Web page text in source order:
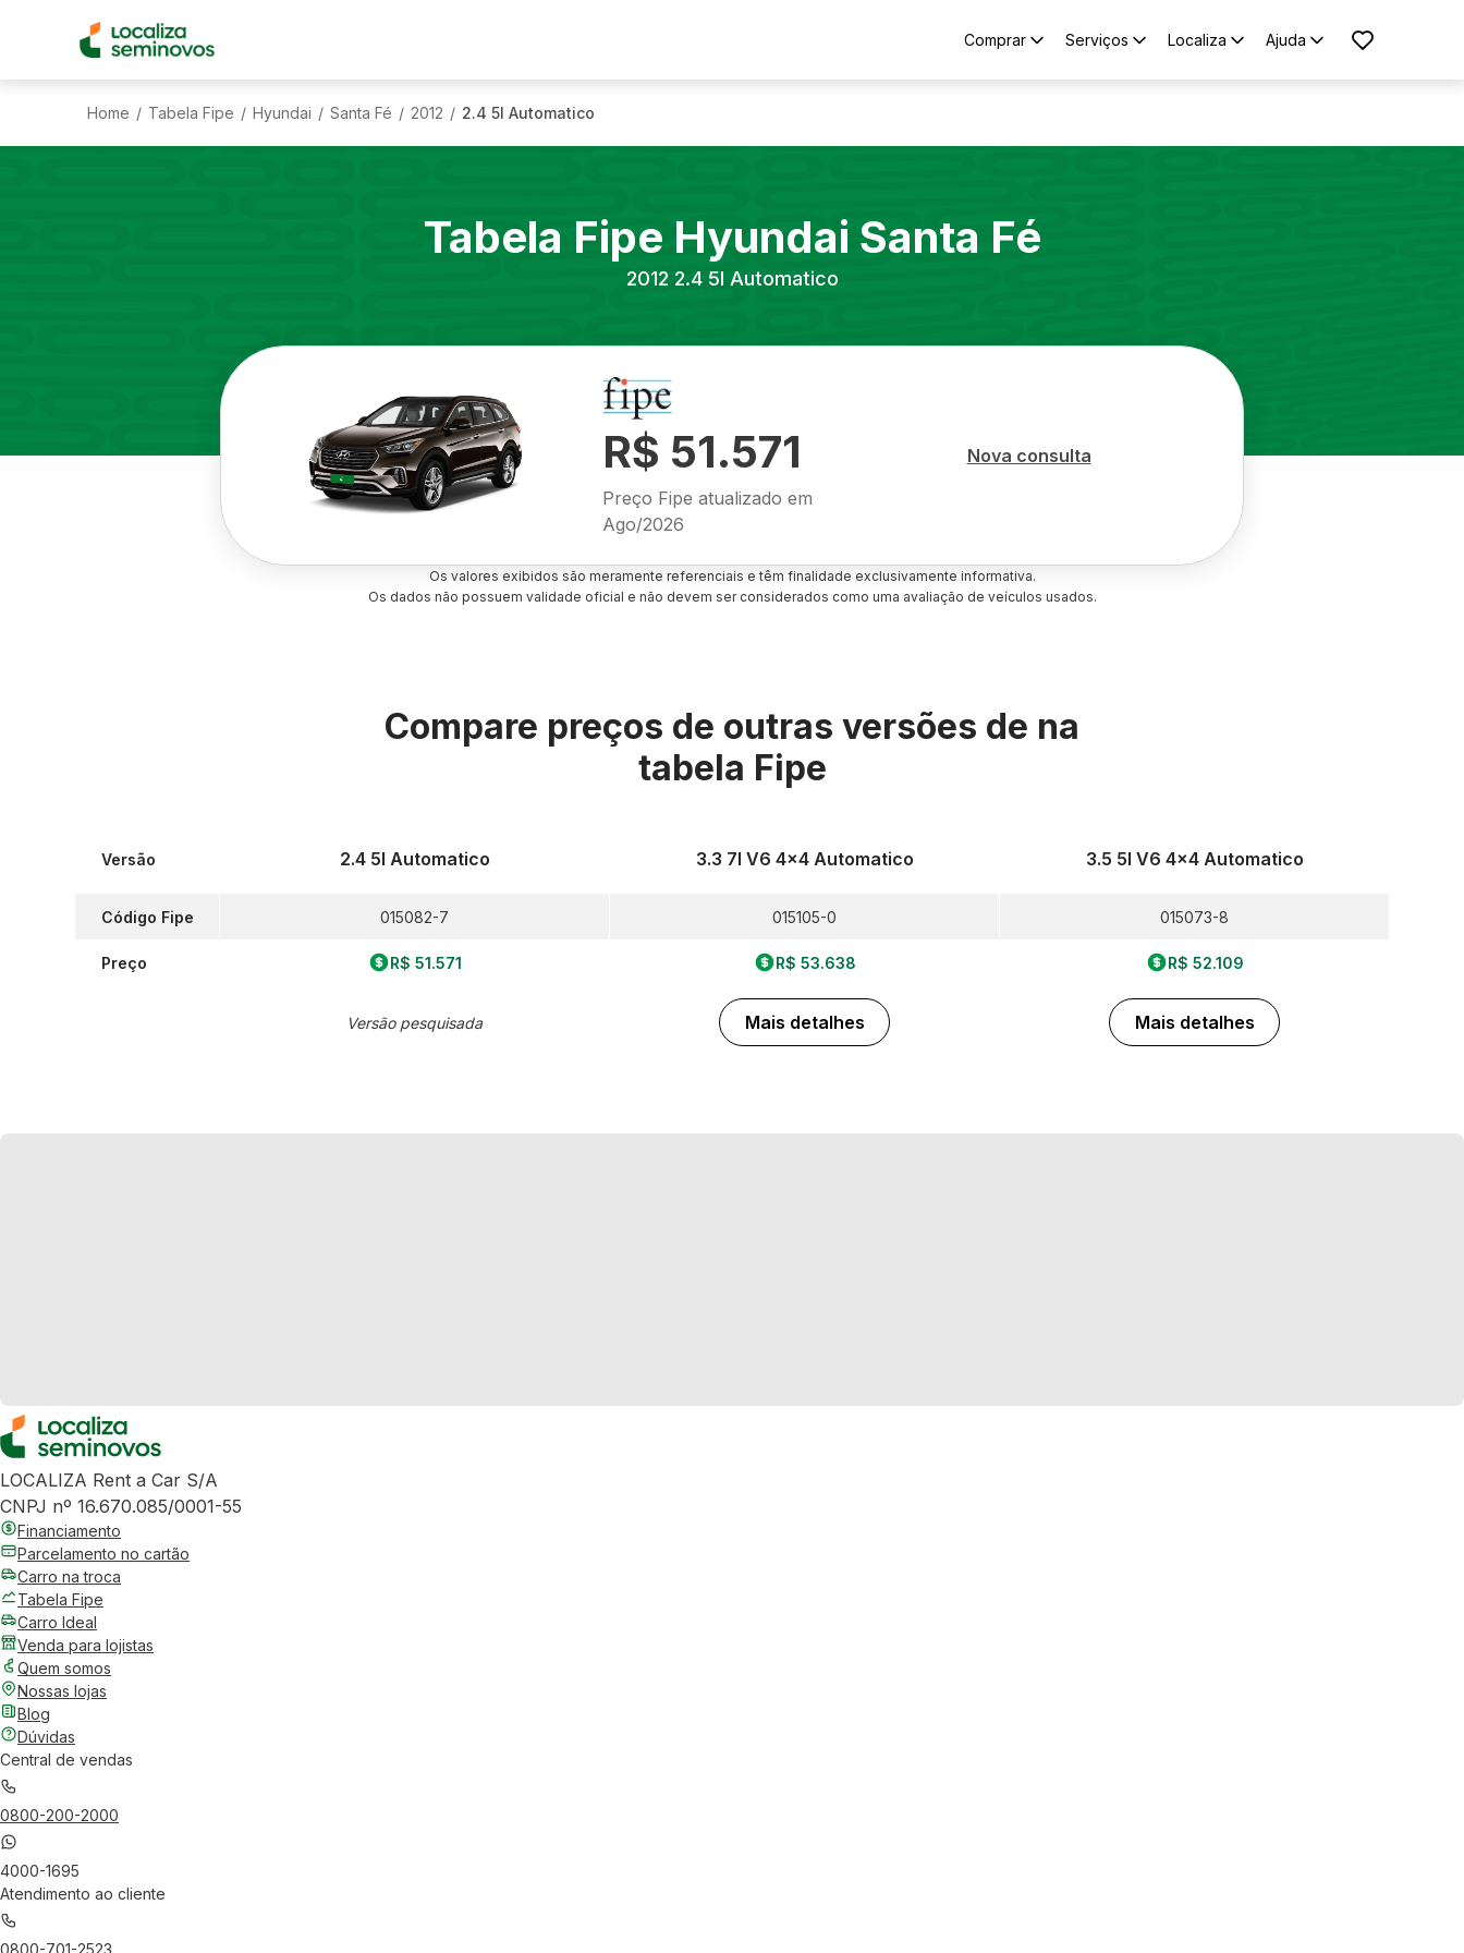
Comprar Serviços Localiza Ajuda
Home / Tabela Fipe / Hyundai / Santa Fé / 2012 / 2.4 5l Automatico
Tabela Fipe Hyundai Santa Fé
2012 2.4 5l Automatico
R$ 51.571
Preço Fipe atualizado em
Ago/2026
Nova consulta
Os valores exibidos são meramente referenciais e têm finalidade exclusivamente informativa.
Os dados não possuem validade oficial e não devem ser considerados como uma avaliação de veículos usados.
Compare preços de outras versões de na
tabela Fipe
Versão
Código Fipe
Preço
2.4 5l Automatico
015082-7
R$ 51.571
Versão pesquisada
3.3 7l V6 4x4 Automatico
015105-0
R$ 53.638
Mais detalhes
3.5 5l V6 4x4 Automatico
015073-8
R$ 52.109
Mais detalhes
LOCALIZA Rent a Car S/A
CNPJ nº 16.670.085/0001-55
Financiamento
Parcelamento no cartão
Carro na troca
Tabela Fipe
Carro Ideal
Venda para lojistas
Quem somos
Nossas lojas
Blog
Dúvidas
Central de vendas
0800-200-2000
4000-1695
Atendimento ao cliente
0800-701-2523